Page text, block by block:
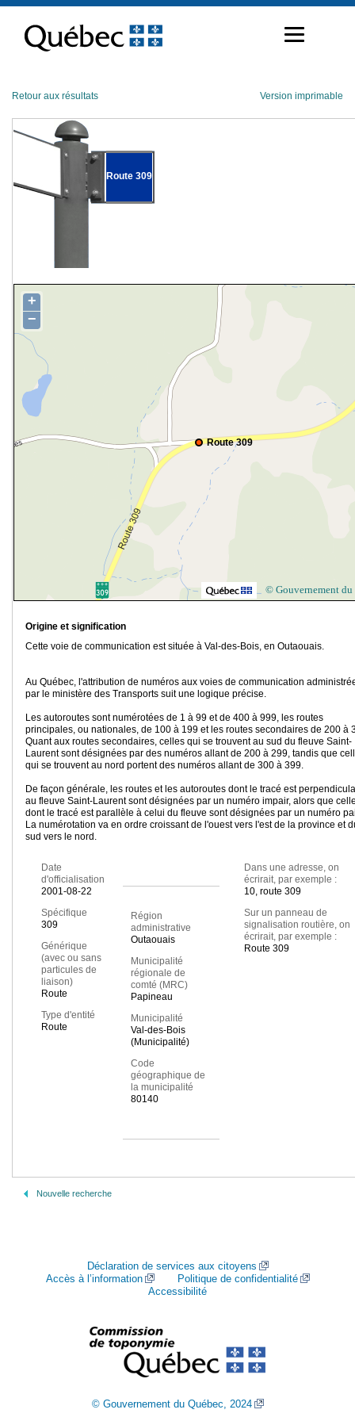
contenu
Retour aux résultats Version imprimable
Route 309
Route 309
+
−
© Gouvernement du
Origine et signification
Cette voie de communication est située à Val-des-Bois, en Outaouais.
Au Québec, l'attribution de numéros aux voies de communication
par le ministère des Transports suit une logique précise.
Les autoroutes sont numérotées de 1 à 99 et de 400 à 999, les routes
principales, ou nationales, de 100 à 199 et les routes secondaires de 200 à
Quant aux routes secondaires, celles qui se trouvent au sud du fleuve Saint-
Laurent sont désignées par des numéros allant de 200 à 299, tandis que
qui se trouvent au nord portent des numéros allant de 300 à 399.
De façon générale, les routes et les autoroutes dont le tracé est
au fleuve Saint-Laurent sont désignées par un numéro impair, alors que
dont le tracé est parallèle à celui du fleuve sont désignées par un numéro
La numérotation va en ordre croissant de l'ouest vers l'est de la province et
sud vers le nord.
Date
d'officialisation
2001-08-22
Spécifique
309
Générique
(avec ou sans
particules de
liaison)
Route
Type d'entité
Route
Région
administrative
Outaouais
Municipalité
régionale de
comté (MRC)
Papineau
Municipalité
Val-des-Bois
(Municipalité)
Code
géographique de
la municipalité
80140
Dans une adresse, on
écrirait, par exemple :
10, route 309
Sur un panneau de
signalisation routière, on
écrirait, par exemple :
Route 309
Nouvelle recherche
Déclaration de services aux citoyens
Accès à l’information
Politique de confidentialité
Accessibilité
© Gouvernement du Québec, 2024